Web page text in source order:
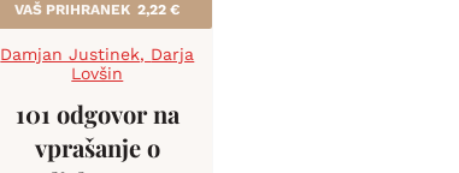
VAŠ PRIHRANEK2,22€
Damjan Justinek, Darja
Lovšin
101 odgovor na
vprašanje o